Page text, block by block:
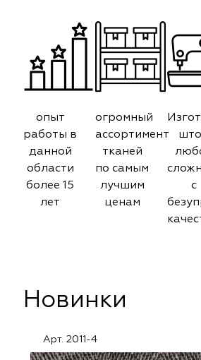
опыт
работы в
данной
области
более 15
лет
огромный
ассортимент
тканей
по самым
лучшим
ценам
с
Новинки
Арт. 2011-4